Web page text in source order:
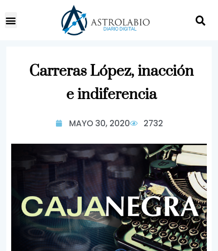
Carreras López, inacción
e indiferencia
MAYO 30, 2020 2732